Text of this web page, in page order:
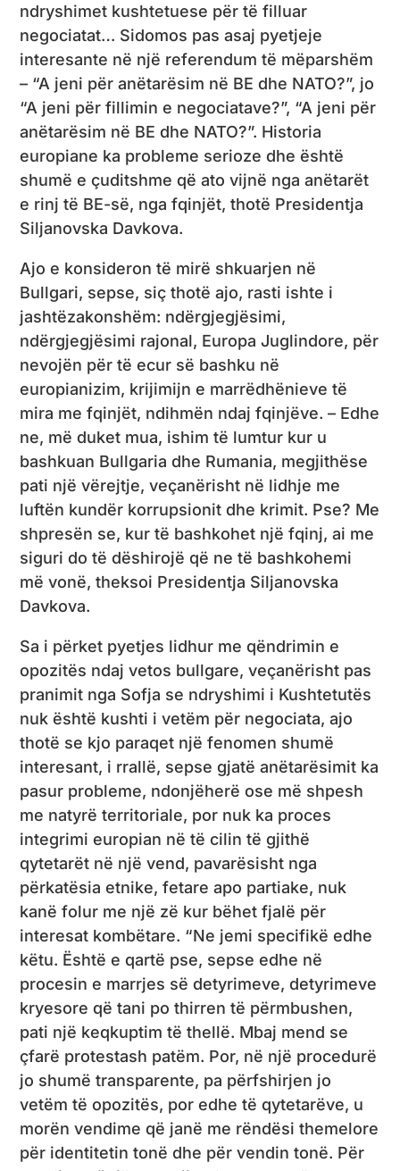
ndryshimet kushtetuese për të filluar
negociatat… Sidomos pas asaj pyetjeje
interesante në një referendum të mëparshëm
– “A jeni për anëtarësim në BE dhe NATO?”, jo
“A jeni për fillimin e negociatave?”, “A jeni për
anëtarësim në BE dhe NATO?”. Historia
europiane ka probleme serioze dhe është
shumë e çuditshme që ato vijnë nga anëtarët
e rinj të BE-së, nga fqinjët, thotë Presidentja
Siljanovska Davkova.
Ajo e konsideron të mirë shkuarjen në
Bullgari, sepse, siç thotë ajo, rasti ishte i
jashtëzakonshëm: ndërgjegjësimi,
ndërgjegjësimi rajonal, Europa Juglindore, për
nevojën për të ecur së bashku në
europianizim, krijimijn e marrëdhënieve të
mira me fqinjët, ndihmën ndaj fqinjëve. – Edhe
ne, më duket mua, ishim të lumtur kur u
bashkuan Bullgaria dhe Rumania, megjithëse
pati një vërejtje, veçanërisht në lidhje me
luftën kundër korrupsionit dhe krimit. Pse? Me
shpresën se, kur të bashkohet një fqinj, ai me
siguri do të dëshirojë që ne të bashkohemi
më vonë, theksoi Presidentja Siljanovska
Davkova.
Sa i përket pyetjes lidhur me qëndrimin e
opozitës ndaj vetos bullgare, veçanërisht pas
pranimit nga Sofja se ndryshimi i Kushtetutës
nuk është kushti i vetëm për negociata, ajo
thotë se kjo paraqet një fenomen shumë
interesant, i rrallë, sepse gjatë anëtarësimit ka
pasur probleme, ndonjëherë ose më shpesh
me natyrë territoriale, por nuk ka proces
integrimi europian në të cilin të gjithë
qytetarët në një vend, pavarësisht nga
përkatësia etnike, fetare apo partiake, nuk
kanë folur me një zë kur bëhet fjalë për
interesat kombëtare. “Ne jemi specifikë edhe
këtu. Është e qartë pse, sepse edhe në
procesin e marrjes së detyrimeve, detyrimeve
kryesore që tani po thirren të përmbushen,
pati një keqkuptim të thellë. Mbaj mend se
çfarë protestash patëm. Por, në një procedurë
jo shumë transparente, pa përfshirjen jo
vetëm të opozitës, por edhe të qytetarëve, u
morën vendime që janë me rëndësi themelore
për identitetin tonë dhe për vendin tonë. Për